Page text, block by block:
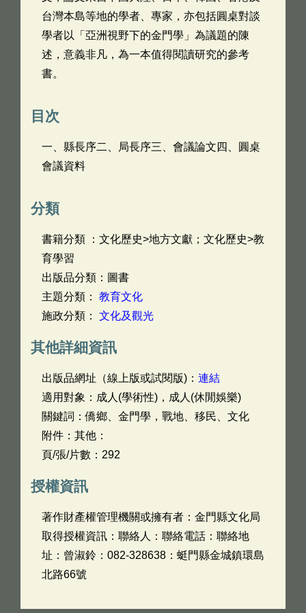
台灣本島等地的學者、專家，亦包括圓桌對談
學者以「亞洲視野下的金門學」為議題的陳
述，意義非凡，為一本值得閱讀研究的參考
書。
目次
一、縣長序二、局長序三、會議論文四、圓桌
會議資料
分類
書籍分類 ：文化歷史>地方文獻；文化歷史>教
育學習
出版品分類：圖書
主題分類： 教育文化
施政分類： 文化及觀光
其他詳細資訊
出版品網址（線上版或試閱版)： 連結
適用對象：成人(學術性)，成人(休閒娛樂)
關鍵詞：僑鄉、金門學，戰地、移民、文化
附件：其他：
頁/張/片數：292
授權資訊
著作財產權管理機關或擁有者：金門縣文化局
取得授權資訊：聯絡人：聯絡電話：聯絡地
址：曾淑鈴：082-328638：蜓門縣金城鎮環島
北路66號